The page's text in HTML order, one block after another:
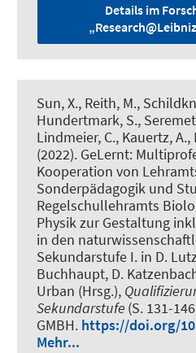
Details im
Sun, X., Reith, M.,
Hundertmark, S.,
Lindmeier, C., Kauertz, A.,
(2022). GeLernt:
Kooperation von
Sonderpädagogik und
Regelschullehramts
Physik zur Gestaltung
in den
Sekundarstufe I. in D.
Buchhaupt, D.
Urban (Hrsg.),
Sekundarstufe (S. 131-
GMBH. https://doi.org/
Mehr...